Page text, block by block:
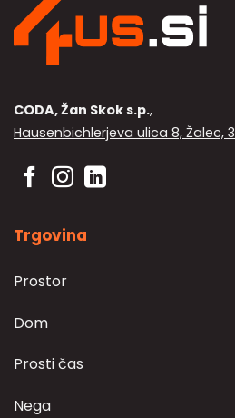
CODA, Žan Skok s.p.,
Hausenbichlerjeva ulica 8, Žalec,
Trgovina
Prostor
Dom
Prosti čas
Nega